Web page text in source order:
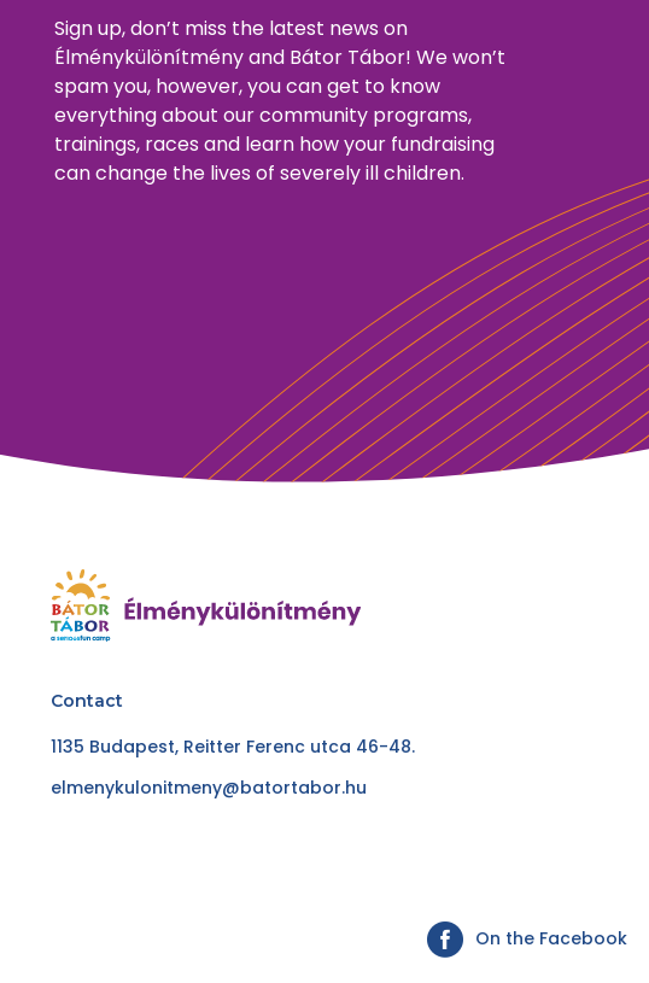
Sign up, don’t miss the latest news on
Élménykülönítmény and Bátor Tábor! We won’t
spam you, however, you can get to know
everything about our community programs,
trainings, races and learn how your fundraising
can change the lives of severely ill children.
Contact
1135 Budapest, Reitter Ferenc utca 46-48.
elmenykulonitmeny@batortabor.hu
On the Facebook